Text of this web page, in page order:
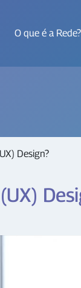
O que é a Rede?
Design?